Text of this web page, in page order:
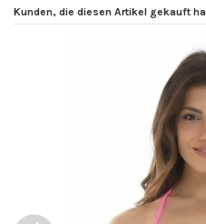
Kunden, die diesen Artikel gekauft